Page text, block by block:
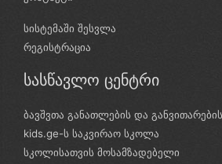
სისტემაში შესვლა
რეგისტრაცია
სასწავლო ცენტრი
ბავშვთა განათლების და
kids.ge-ს საკვირაო სკოლა
სკოლისათვის მოსამზადებელი